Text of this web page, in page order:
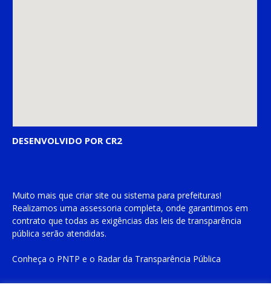
DESENVOLVIDO POR CR2
Muito mais que criar site ou sistema para prefeituras!
Realizamos uma assessoria completa, onde garantimos em
contrato que todas as exigências das leis de transparência
pública serão atendidas.
Conheça o PNTP e o Radar da Transparência Pública